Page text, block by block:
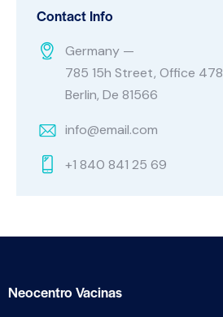
Contact Info
Germany —
785 15h Street, Office 478
Berlin, De 81566
info@email.com
+1 840 841 25 69
Neocentro Vacinas